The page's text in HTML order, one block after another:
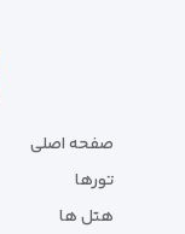
صفحه اصلی
تورها
هتل ها